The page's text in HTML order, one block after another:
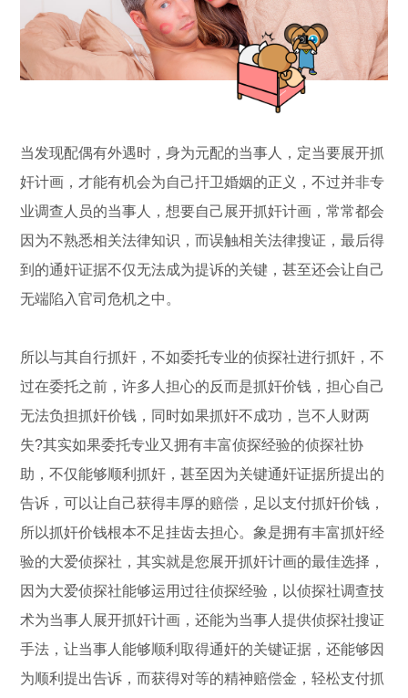
当发现配偶有外遇时，身为元配的当事人，定当要展开抓
奸计画，才能有机会为自己扞卫婚姻的正义，不过并非专
业调查人员的当事人，想要自己展开抓奸计画，常常都会
因为不熟悉相关法律知识，而误触相关法律搜证，最后得
到的通奸证据不仅无法成为提诉的关键，甚至还会让自己
无端陷入官司危机之中。
所以与其自行抓奸，不如委托专业的侦探社进行抓奸，不
过在委托之前，许多人担心的反而是抓奸价钱，担心自己
无法负担抓奸价钱，同时如果抓奸不成功，岂不人财两
失?其实如果委托专业又拥有丰富侦探经验的侦探社协
助，不仅能够顺利抓奸，甚至因为关键通奸证据所提出的
告诉，可以让自己获得丰厚的赔偿，足以支付抓奸价钱，
所以抓奸价钱根本不足挂齿去担心。象是拥有丰富抓奸经
验的大爱侦探社，其实就是您展开抓奸计画的最佳选择，
因为大爱侦探社能够运用过往侦探经验，以侦探社调查技
术为当事人展开抓奸计画，还能为当事人提供侦探社搜证
手法，让当事人能够顺利取得通奸的关键证据，还能够因
为顺利提出告诉，而获得对等的精神赔偿金，轻松支付抓